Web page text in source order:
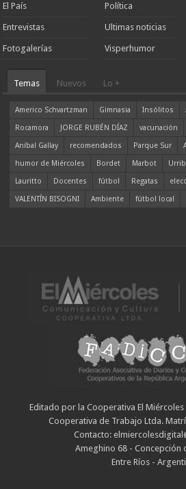
El País
Entrevistas
Fotogalerías
Política
Ultimas noticias
Visperhumor
Temas Nuevos Lo +
Americo Schvartzman Gimnasia Insólitos
Rocamora
JORGE RUBÉN DÍAZ vacunación
Aníbal Gallay
recomendados Parque Sur
humor de Miércoles
Bordet Marbot
Lauritto
Docentes fútbol Regatas
VALENTÍN BISOGNI
Ambiente fútbol local
Editado por la Cooperativa El Miércoles
Cooperativa de Trabajo Ltda.
Contacto:
Ameghino 68 - Concepción
Entre Ríos -